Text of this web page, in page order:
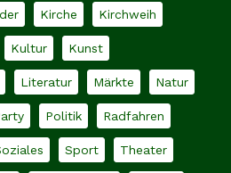
Kirche Kirchweih
Kultur Kunst
Literatur Märkte Natur
Politik Radfahren
Sport Theater